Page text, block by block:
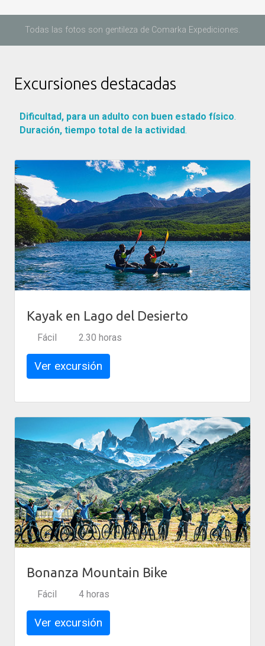
Todas las fotos son gentileza de Comarka Expediciones.
Excursiones destacadas
Dificultad, para un adulto con buen estado físico.
Duración, tiempo total de la actividad.
Kayak en Lago del Desierto
Fácil 2.30 horas
Ver excursión
Bonanza Mountain Bike
Fácil 4 horas
Ver excursión